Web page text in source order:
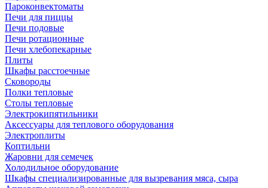
Пароконвектоматы
Печи для пиццы
Печи подовые
Печи ротационные
Печи хлебопекарные
Плиты
Шкафы расстоечные
Сковороды
Полки тепловые
Столы тепловые
Электрокипятильники
Аксессуары для теплового оборудования
Электроплиты
Коптильни
Жаровни для семечек
Холодильное оборудование
Шкафы специализированные для вызревания мяса, сыра